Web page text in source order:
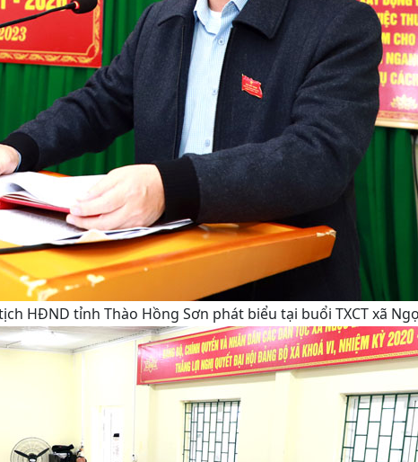
HĐND tỉnh Thào Hồng Sơn phát biểu tại buổi TXCT xã